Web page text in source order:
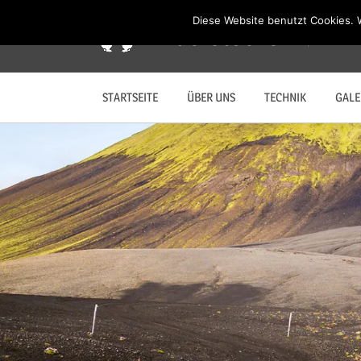
Anderstouren
STARTSEITE ÜBER UNS TECHNIK
Diese Website benutzt Cookies.